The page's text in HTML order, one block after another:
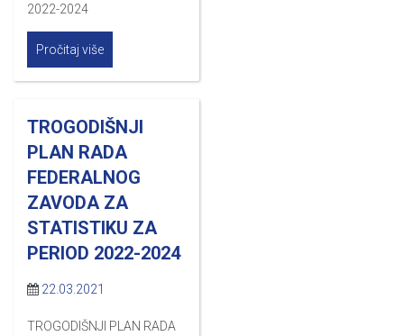
2022-2024
Pročitaj više
TROGODIŠNJI
PLAN RADA
FEDERALNOG
ZAVODA ZA
STATISTIKU ZA
PERIOD 2022-2024
22.03.2021
TROGODIŠNJI PLAN RADA